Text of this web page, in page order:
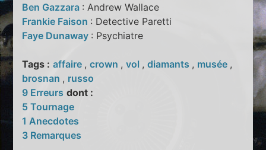
Ben Gazzara : Andrew Wallace
Frankie Faison : Detective Paretti
Faye Dunaway : Psychiatre
Tags : affaire ,crown ,vol ,diamants , musée ,
brosnan , russo
9 Erreurs dont :
5 Tournage
1 Anecdotes
3 Remarques